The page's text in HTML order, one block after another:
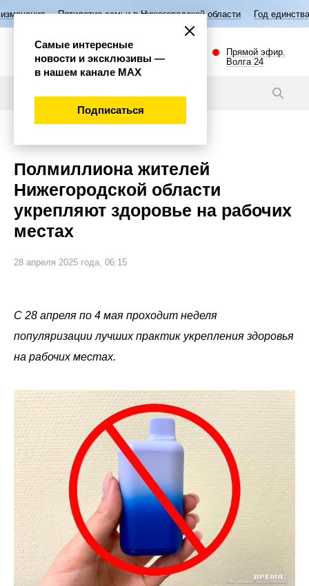
семьи в Нижегородской области Год единства народов России
Прямой эфир.
Волга 24
Полмиллиона жителей
Нижегородской области
укрепляют здоровье на рабочих
местах
28 апреля 2025 года, 06:15
С 28 апреля по 4 мая проходит неделя
популяризации лучших практик укрепления здоровья
на рабочих местах.
Самые интересные
новости и эксклюзивы —
в нашем канале МАХ
Подписаться